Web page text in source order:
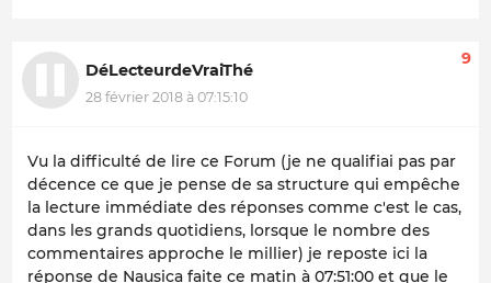
DéLecteurdeVraiThé
28 février 2018 à 07:15:10
9
Vu la difficulté de lire ce Forum (je ne qualifiai pas par
décence ce que je pense de sa structure qui empêche
la lecture immédiate des réponses comme c'est le cas,
dans les grands quotidiens, lorsque le nombre des
commentaires approche le millier) je reposte ici la
réponse de Nausica faite ce matin à 07:51:00 et que le